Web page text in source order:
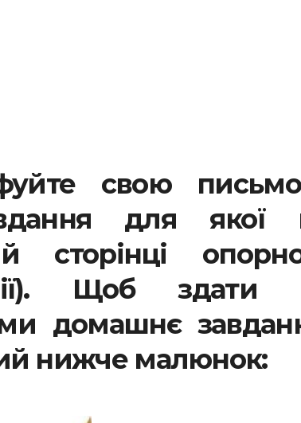
свою
для якої
сторінці
Щоб здати
домашнє
нижче малюнок: